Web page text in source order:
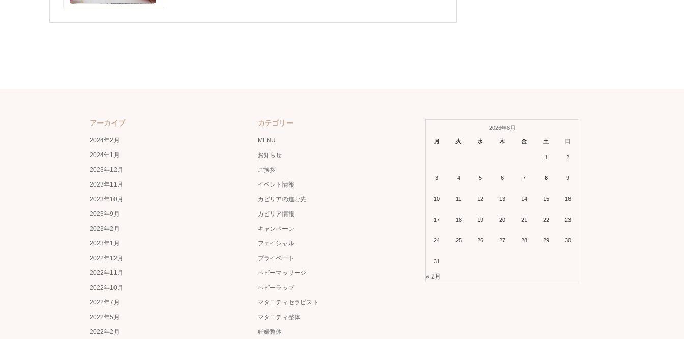
アーカイブ
2024年2月
2024年1月
2023年12月
2023年11月
2023年10月
2023年9月
2023年2月
2023年1月
2022年12月
2022年11月
2022年10月
2022年7月
2022年5月
2022年2月
カテゴリー
MENU
お知らせ
ご挨拶
イベント情報
カピリアの進む先
カピリア情報
キャンペーン
フェイシャル
プライベート
ベビーマッサージ
ベビーラップ
マタニティセラピスト
マタニティ整体
妊婦整体
2026年8月
月 火 水 木 金 土 日
1 2
3 4 5 6 7 8 9
10 11 12 13 14 15 16
17 18 19 20 21 22 23
24 25 26 27 28 29 30
31
« 2月